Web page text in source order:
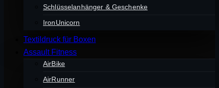
Schlüsselanhänger & Geschenke
IronUnicorn
Textildruck für Boxen
Assault Fitness
AirBike
AirRunner